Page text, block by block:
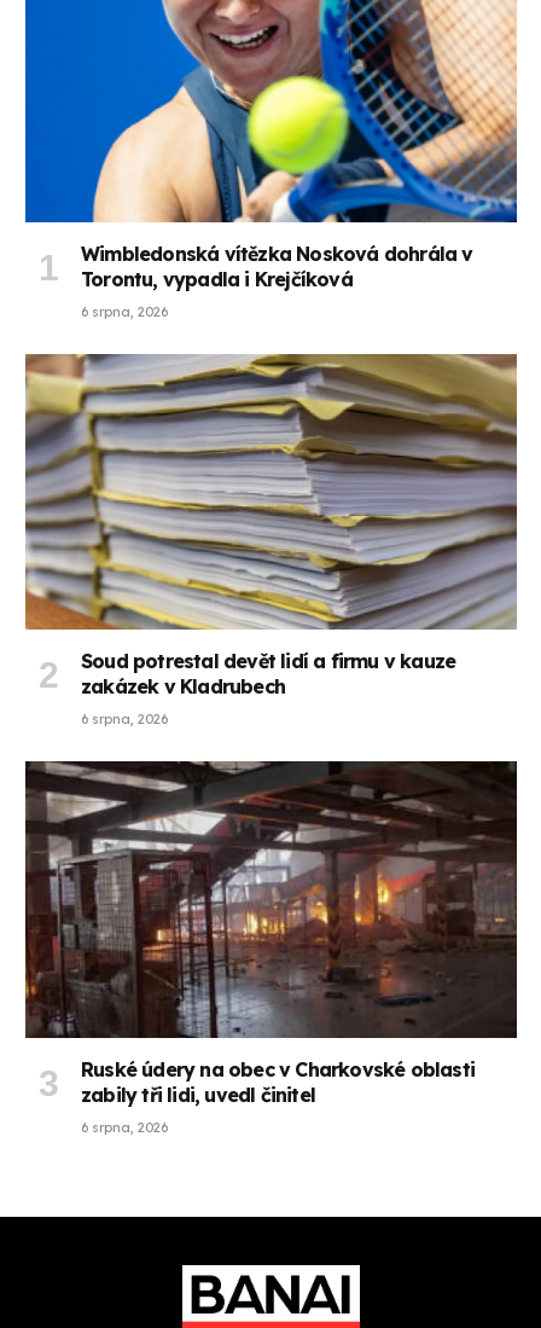
Wimbledonská vítězka Nosková dohrála v
Torontu, vypadla i Krejčíková
6 srpna, 2026
Soud potrestal devět lidí a firmu v kauze
zakázek v Kladrubech
6 srpna, 2026
Ruské údery na obec v Charkovské oblasti
zabily tři lidi, uvedl činitel
6 srpna, 2026